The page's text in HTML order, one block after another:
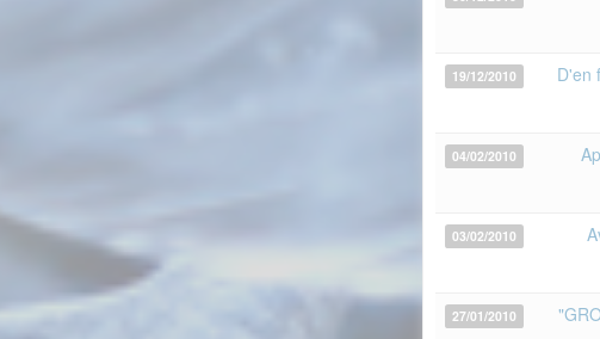
19/12/2010
D'en
04/02/2010
03/02/2010
27/01/2010